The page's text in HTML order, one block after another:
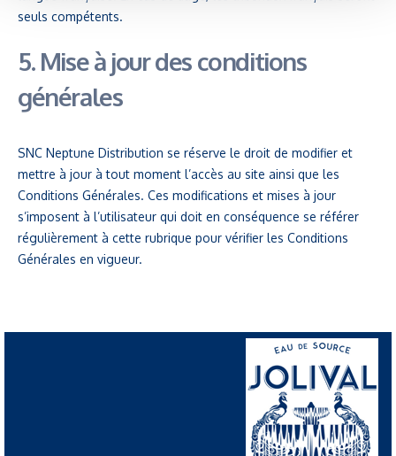
seuls compétents.
5. Mise à jour des conditions
générales
SNC Neptune Distribution se réserve le droit de modifier et
mettre à jour à tout moment l’accès au site ainsi que les
Conditions Générales. Ces modifications et mises à jour
s’imposent à l’utilisateur qui doit en conséquence se référer
régulièrement à cette rubrique pour vérifier les Conditions
Générales en vigueur.